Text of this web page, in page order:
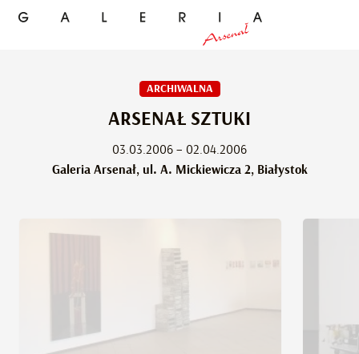
ARCHIWALNA
ARSENAŁ SZTUKI
03.03.2006 – 02.04.2006
Galeria Arsenał, ul. A. Mickiewicza 2, Białystok